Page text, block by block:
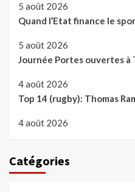
5 août 2026
Quand l’Etat finance le
5 août 2026
Journée Portes ouvertes à
4 août 2026
Top 14 (rugby): Thomas
4 août 2026
Catégories